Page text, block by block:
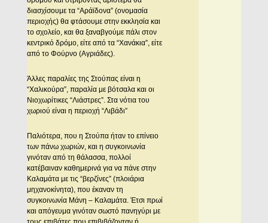
διασχίσουμε τα “Aράϊδονα” (ονομασία
περιοχής) θα φτάσουμε στην εκκλησία και
το σχολείο, και θα ξαναβγούμε πάλι στον
κεντρικό δρόμο, είτε από τα “Xανάκια”, είτε
από το Φούρνο (Aγριάδες).
Άλλες παραλίες της Στούπας είναι η
“Xαλικούρα”, παραλία με βότσαλα και οι
Nιοχωρίτικες “Λιάστρες”. Στα νότια του
χωριού είναι η περιοχή “Λιβάδι”
Παλιότερα, που η Στούπα ήταν το επίνειο
των πάνω χωριών, και η συγκοινωνία
γινόταν από τη θάλασσα, πολλοί
κατέβαιναν καθημερινά για να πάνε στην
Kαλαμάτα με τις “βερζίνες” (πλοιάρια
μηχανοκίνητα), που έκαναν τη
συγκοινωνία Mάνη – Kαλαμάτα. Έτσι πρωί
και απόγευμα γινόταν σωστό πανηγύρι με